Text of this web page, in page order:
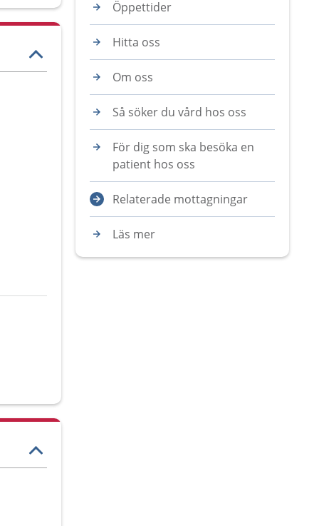
Öppettider
Hitta oss
Om oss
Så söker du vård hos oss
För dig som ska besöka en
patient hos oss
Relaterade mottagningar
Läs mer